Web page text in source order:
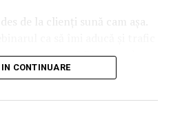
de la clienți sună cam așa.
pe moment? Răspunsul
dar nu în felul în care
ci acela care îți lasă
ușor de reutilizat. Hai să o
CONTINUARE